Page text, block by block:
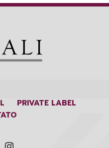
PRIVATE LABEL